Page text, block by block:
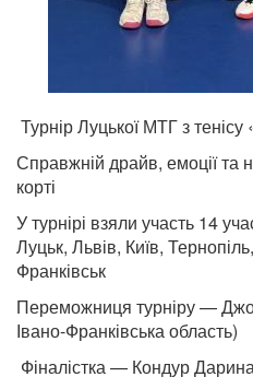
Турнір Луцької МТГ з
Справжній драйв, емоції та
корті
У турнірі взяли участь 14
Луцьк, Львів, Київ,
Франківськ
Переможниця турніру —
Івано-Франківська область)
Фіналістка — Кондур